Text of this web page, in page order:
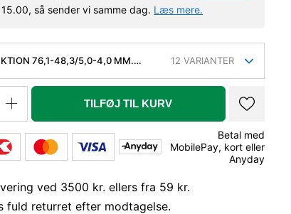
så sender vi samme dag. Læs mere.
76,1-48,3/5,0-4,0 MM.
12 VARIANTER
TILFØJ TIL KURV
Betal med
MobilePay, kort eller
Anyday
ved 3500 kr. ellers fra 59 kr.
fuld returret efter modtagelse.